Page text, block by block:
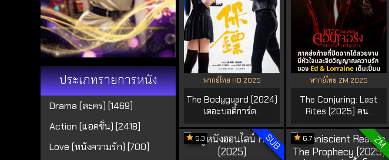
ประเภทรายการหนัง
Drama (ละคร) [1469]
Action (แอคชั่น) [2418]
Love (หนังความรัก) [700]
พากย์ไทย HD 2025
The Bodyguard (2024)
เดอะบอดี้การ์ด..
พากย์ไทย ZM 2025
The Conjuring: Last
Rites (2025) คน..
SUB
5.3 ZM
6.7